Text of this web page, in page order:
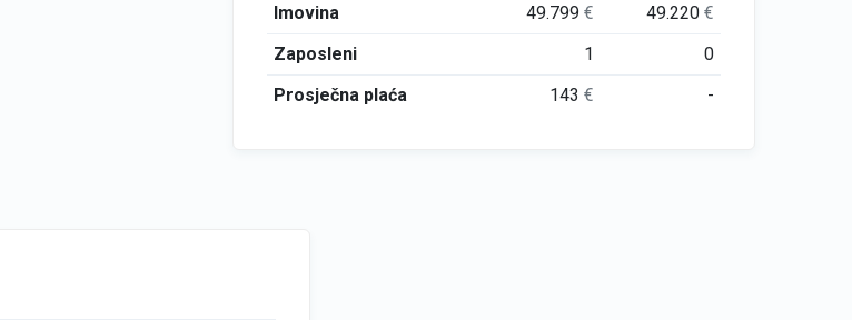
Imovina
49.799€ 49.220€
Zaposleni
1
0
Prosječna plaća
143€ -